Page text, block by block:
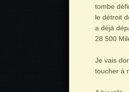
tombe
le détroit
a déjà
28 500
Je vais
toucher à